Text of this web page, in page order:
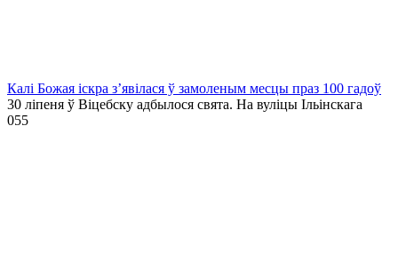
Калі Божая іскра з’явілася ў замоленым месцы праз 100 гадоў
30 ліпеня ў Віцебску адбылося свята. На вуліцы Ільінскага
055